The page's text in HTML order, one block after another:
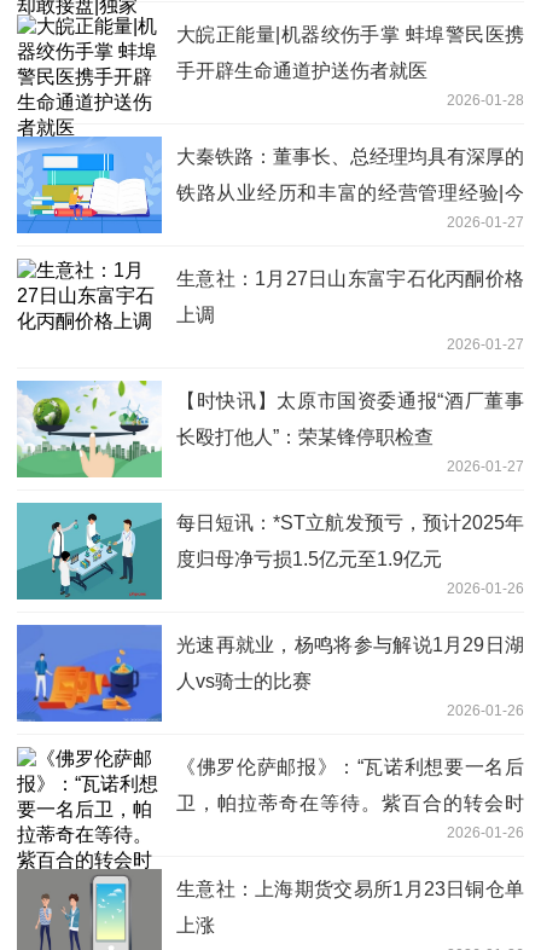
大皖正能量|机器绞伤手掌 蚌埠警民医携
手开辟生命通道护送伤者就医
2026-01-28
大秦铁路：董事长、总经理均具有深厚的
铁路从业经历和丰富的经营管理经验|今
2026-01-27
生意社：1月27日山东富宇石化丙酮价格
上调
2026-01-27
【时快讯】太原市国资委通报“酒厂董事
长殴打他人”：荣某锋停职检查
2026-01-27
每日短讯：*ST立航发预亏，预计2025年
度归母净亏损1.5亿元至1.9亿元
2026-01-26
光速再就业，杨鸣将参与解说1月29日湖
人vs骑士的比赛
2026-01-26
《佛罗伦萨邮报》：“瓦诺利想要一名后
卫，帕拉蒂奇在等待。紫百合的转会时
2026-01-26
生意社：上海期货交易所1月23日铜仓单
上涨